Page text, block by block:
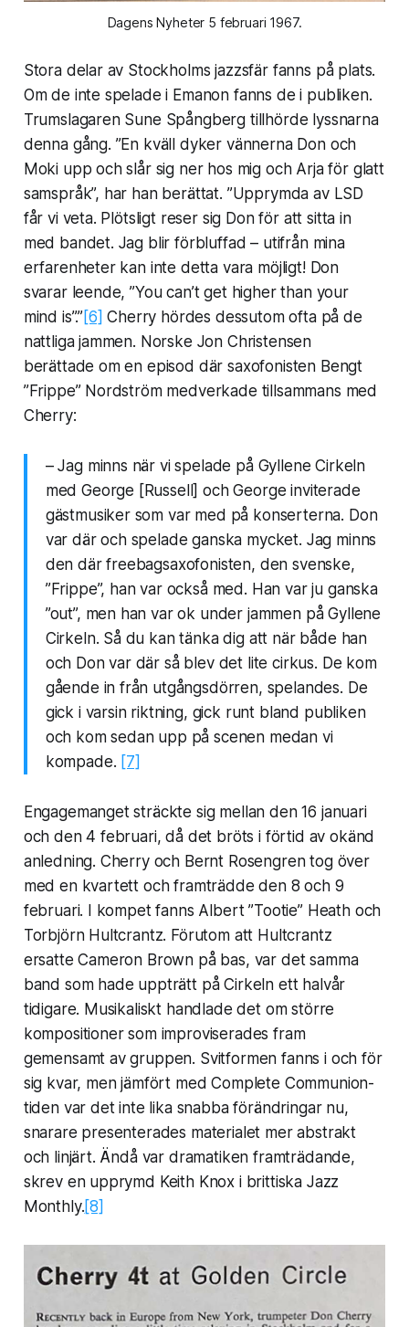
Dagens Nyheter 5 februari 1967.
Stora delar av Stockholms jazzsfär fanns på plats.
Om de inte spelade i Emanon fanns de i publiken.
Trumslagaren Sune Spångberg tillhörde lyssnarna
denna gång. ”En kväll dyker vännerna Don och
Moki upp och slår sig ner hos mig och Arja för glatt
samspråk”, har han berättat. ”Upprymda av LSD
får vi veta. Plötsligt reser sig Don för att sitta in
med bandet. Jag blir förbluffad – utifrån mina
erfarenheter kan inte detta vara möjligt! Don
svarar leende, ”You can’t get higher than your
mind is”.”[6] Cherry hördes dessutom ofta på de
nattliga jammen. Norske Jon Christensen
berättade om en episod där saxofonisten Bengt
”Frippe” Nordström medverkade tillsammans med
Cherry:
– Jag minns när vi spelade på Gyllene Cirkeln
med George [Russell] och George inviterade
gästmusiker som var med på konserterna. Don
var där och spelade ganska mycket. Jag minns
den där freebagsaxofonisten, den svenske,
”Frippe”, han var också med. Han var ju ganska
”out”, men han var ok under jammen på Gyllene
Cirkeln. Så du kan tänka dig att när både han
och Don var där så blev det lite cirkus. De kom
gående in från utgångsdörren, spelandes. De
gick i varsin riktning, gick runt bland publiken
och kom sedan upp på scenen medan vi
kompade. [7]
Engagemanget sträckte sig mellan den 16 januari
och den 4 februari, då det bröts i förtid av okänd
anledning. Cherry och Bernt Rosengren tog över
med en kvartett och framträdde den 8 och 9
februari. I kompet fanns Albert ”Tootie” Heath och
Torbjörn Hultcrantz. Förutom att Hultcrantz
ersatte Cameron Brown på bas, var det samma
band som hade uppträtt på Cirkeln ett halvår
tidigare. Musikaliskt handlade det om större
kompositioner som improviserades fram
gemensamt av gruppen. Svitformen fanns i och för
sig kvar, men jämfört medComplete Communion-
tiden var det inte lika snabba förändringar nu,
snarare presenterades materialet mer abstrakt
och linjärt. Ändå var dramatiken framträdande,
skrev en upprymd Keith Knox i brittiska Jazz
Monthly.[8]